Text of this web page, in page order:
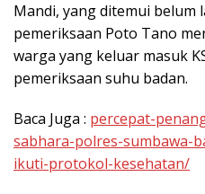
Mandi, yang ditemui belum
pemeriksaan Poto Tano
warga yang keluar masuk
pemeriksaan suhu badan.
Baca Juga : percepat-
sabhara-polres-sumbawa-
ikuti-protokol-kesehatan/